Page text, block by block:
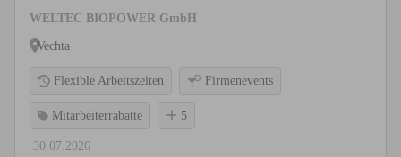
WELTEC BIOPOWER GmbH
Vechta
Flexible Arbeitszeiten Firmenevents
Mitarbeiterrabatte 5
30.07.2026